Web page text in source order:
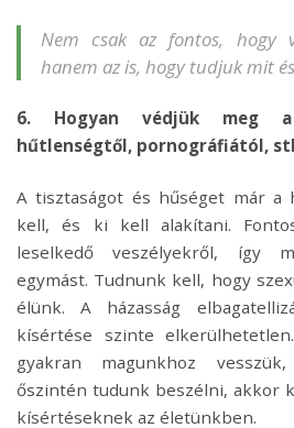
Nem csak az fontos, hogy
hanem az is, hogy tudjuk mit
6. Hogyan védjük meg a
hűtlenségtől, pornográfiától,
A tisztaságot és hűséget már a
kell, és ki kell alakítani.
leselkedő veszélyekről, így
egymást. Tudnunk kell, hogy
élünk. A házasság
kísértése szinte
gyakran magunkhoz
őszintén tudunk beszélni, akkor
kísértéseknek az életünkben.